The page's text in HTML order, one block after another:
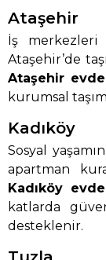
Ataşehir
İş merkezleri
Ataşehir’de
Ataşehir
kurumsal
Kadıköy
Sosyal
apartman
Kadıköy
katlarda
desteklenir.